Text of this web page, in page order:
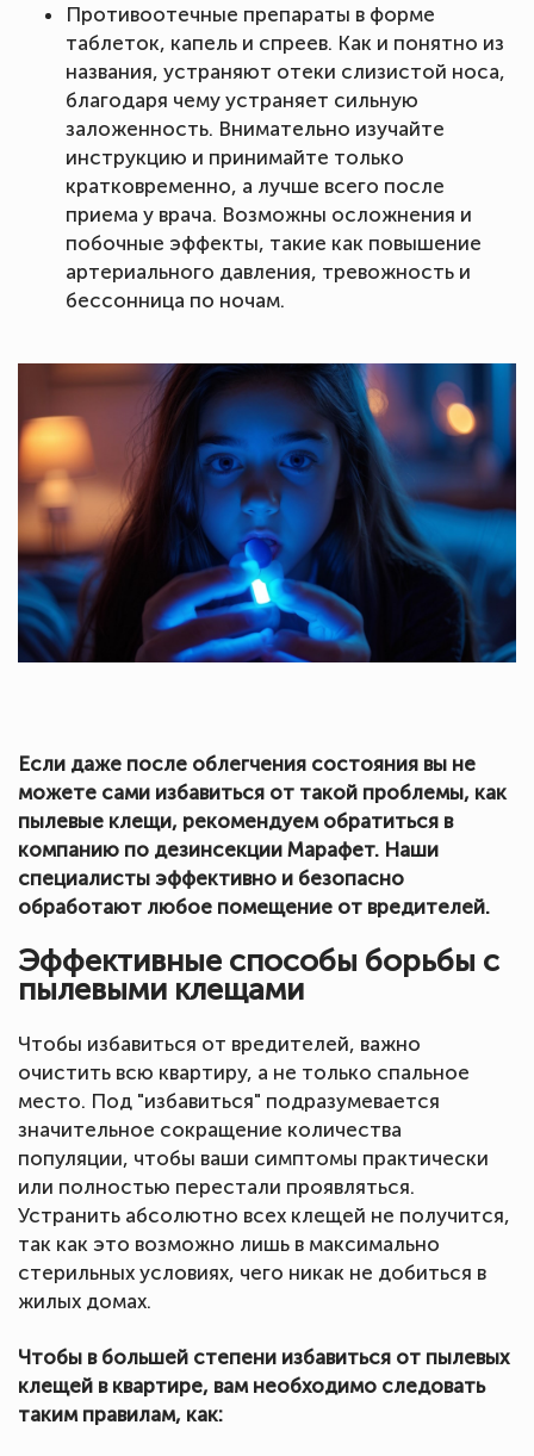
Противоотечные препараты в форме
таблеток, капель и спреев. Как и понятно из
названия, устраняют отеки слизистой носа,
благодаря чему устраняет сильную
заложенность. Внимательно изучайте
инструкцию и принимайте только
кратковременно, а лучше всего после
приема у врача. Возможны осложнения и
побочные эффекты, такие как повышение
артериального давления, тревожность и
бессонница по ночам.
Если даже после облегчения состояния вы не
можете сами избавиться от такой проблемы, как
пылевые клещи, рекомендуем обратиться в
компанию по дезинсекции Марафет. Наши
специалисты эффективно и безопасно
обработают любое помещение от вредителей.
Эффективные способы борьбы с
пылевыми клещами
Чтобы избавиться от вредителей, важно
очистить всю квартиру, а не только спальное
место. Под "избавиться" подразумевается
значительное сокращение количества
популяции, чтобы ваши симптомы практически
или полностью перестали проявляться.
Устранить абсолютно всех клещей не получится,
так как это возможно лишь в максимально
стерильных условиях, чего никак не добиться в
жилых домах.
Чтобы в большей степени избавиться от пылевых
клещей в квартире, вам необходимо следовать
таким правилам, как: